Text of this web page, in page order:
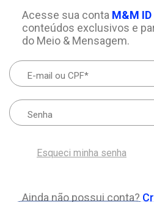
Acesse sua conta M&M ID
conteúdos exclusivos e
do Meio & Mensagem.
Esqueci minha senha
Ainda não possui conta?